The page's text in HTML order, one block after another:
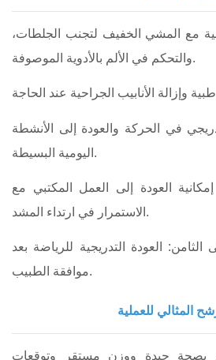
نسبية مع المشي الخفيف لتجنب الجلطات،
والتحكم في الألم بالأدوية الموصوفة.
في الحركة والعودة إلى الأنشطة
اليومية البسيطة.
إمكانية العودة إلى العمل المكتبي مع
الاستمرار في ارتداء المشد.
العودة التدريجية للرياضة بعد
موافقة الطبيب.
المثالي للعملية
بصحة جيدة ووزن مستقر وتوقعات